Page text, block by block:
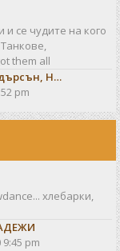
и се чудите на кого
them all
Н…
pm
хлебарки,
9:45 pm